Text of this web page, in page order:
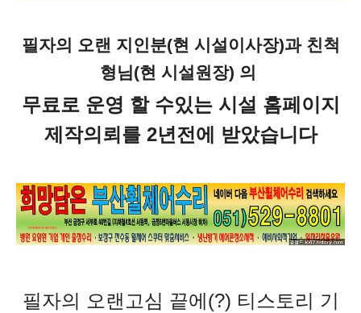
필자의 오랜 지인분(현 시설이사장)과 친척
형님(현 시설원장) 의
무료로 운영 할 수있는 시설 홈페이지
제작의뢰를 2년전에 받았습니다
필자의 오랜고심 끝에(?) 티스토리 기